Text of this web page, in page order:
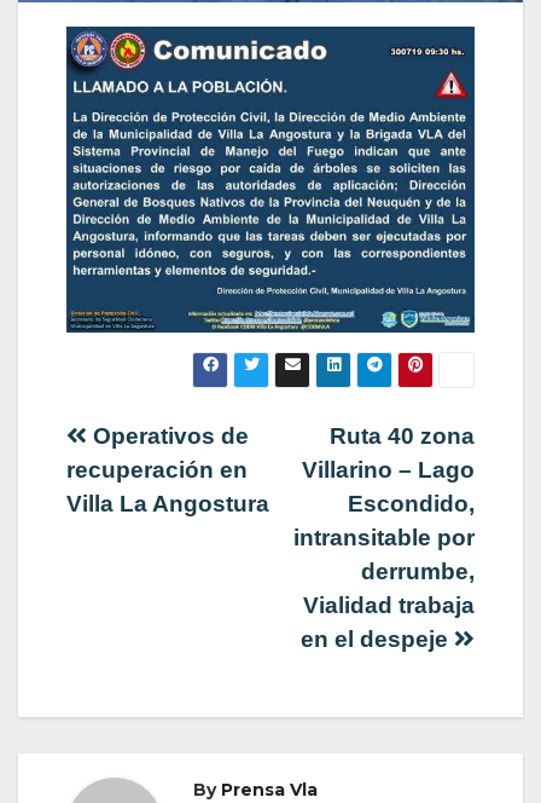
Navegación
de
Ruta 40 zona
Villarino – Lago
Escondido,
intransitable por
derrumbe,
Vialidad trabaja
en el despeje
Operativos de
recuperación en
Villa La Angostura
By Prensa Vla